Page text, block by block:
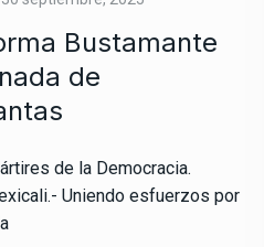
Bustamante
de
de la Democracia.
Uniendo esfuerzos por